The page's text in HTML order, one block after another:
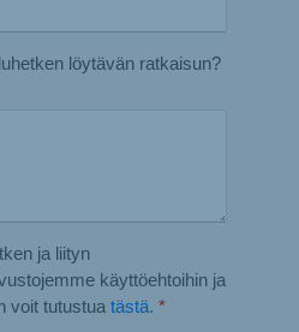
löytävän ratkaisun?
ja liityn
käyttöehtoihin ja
voit tutustua tästä. *